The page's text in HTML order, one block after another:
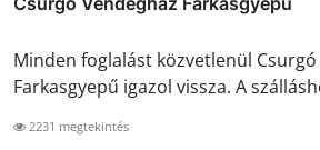
Minden foglalást közvetlenül
Farkasgyepű igazol vissza. A
2231 megtekintés